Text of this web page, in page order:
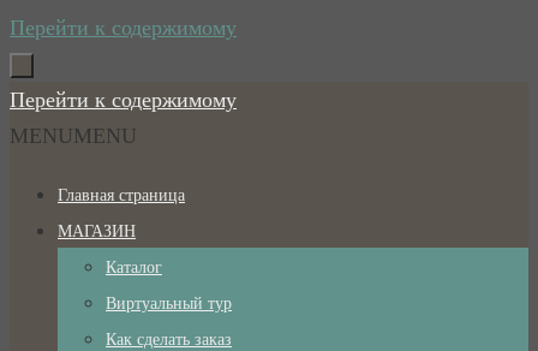
Перейти к содержимому
Перейти к содержимому
MENUMENU
Главная страница
МАГАЗИН
Каталог
Виртуальный тур
Как сделать заказ